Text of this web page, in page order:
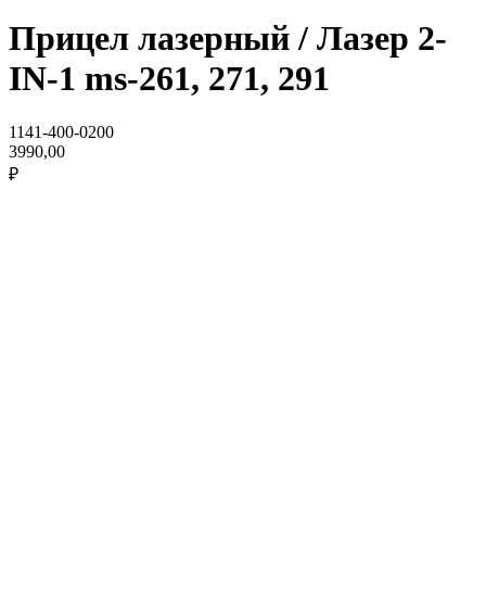
Прицел лазерный / Лазер 2-
IN-1 ms-261, 271, 291
1141-400-0200
3990,00
₽